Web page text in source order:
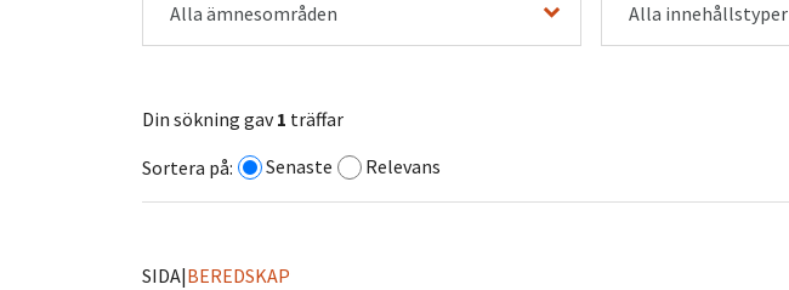
Alla ämnesområden Alla innehållstyper
Din sökning gav1 träffar
Sortera på:
Senaste Relevans
SIDA|BEREDSKAP